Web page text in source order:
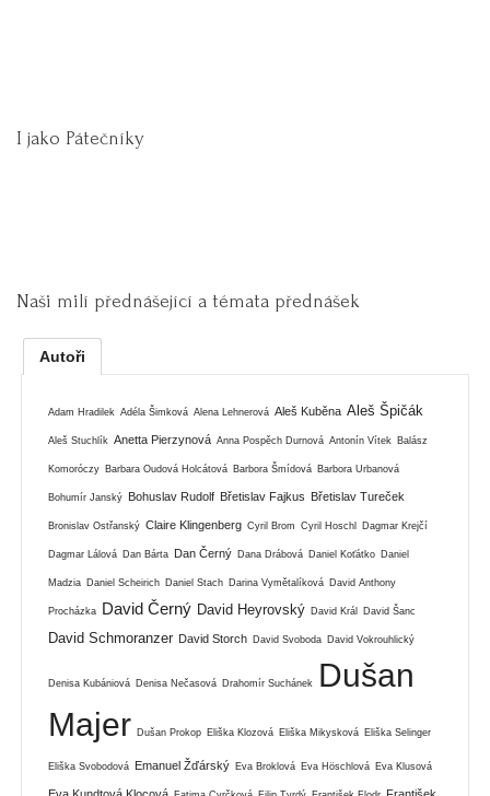
I jako Pátečníky
Naši milí přednášející a témata přednášek
Autoři
Adam Hradilek Adéla Šimková Alena Lehnerová Aleš Kuběna Aleš Špičák
Aleš Stuchlík Anetta Pierzynová Anna Pospěch Durnová Antonín Vítek Balász
Komoróczy Barbara Oudová Holcátová Barbora Šmídová Barbora Urbanová
Bohumír Janský Bohuslav Rudolf Břetislav Fajkus Břetislav Tureček
Bronislav Ostřanský Claire Klingenberg Cyril Brom Cyril Hoschl Dagmar Krejčí
Dagmar Lálová Dan Bárta Dan Černý Dana Drábová Daniel Koťátko Daniel
Madzia Daniel Scheirich Daniel Stach Darina Vymětalíková David Anthony
Procházka David Černý David Heyrovský David Král David Šanc
David Schmoranzer David Storch David Svoboda David Vokrouhlický
Denisa Kubániová Denisa Nečasová Drahomír Suchánek
Dušan
Majer Dušan Prokop Eliška Klozová Eliška Mikysková Eliška Selinger
Eliška Svobodová Emanuel Žďárský Eva Broklová Eva Höschlová Eva Klusová